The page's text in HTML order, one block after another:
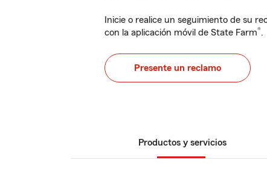
Inicie o realice un seguimiento de su
con la aplicación móvil de State Farm®.
Presente un reclamo
Productos y servicios